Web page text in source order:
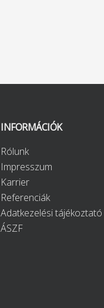
INFORMÁCIÓK
Rólunk
Impresszum
Karrier
Referenciák
Adatkezelési tájékoztató
ÁSZF